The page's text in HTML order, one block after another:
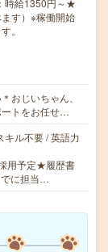
時給1350円～★
す）※稼働開始
。
おじいちゃん、
ートをお任せ…
キル不要 / 英語力
用予定★履歴書
に担当…